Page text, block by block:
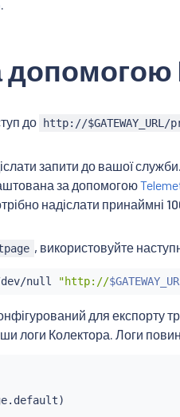
.
допомогою
до http://$GATEWAY_URL/
запити до вашої служби.
за допомогою
надіслати принаймні
, використовуйте
null "http://
для експорту
логи Колектора. Логи